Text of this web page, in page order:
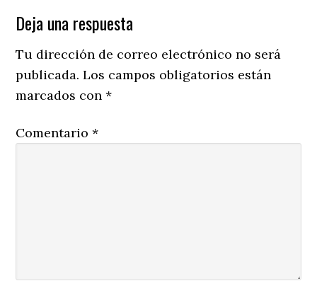
Reader
Interactions
Deja una respuesta
Tu dirección de correo electrónico no será
publicada. Los campos obligatorios están
marcados con*
Comentario*